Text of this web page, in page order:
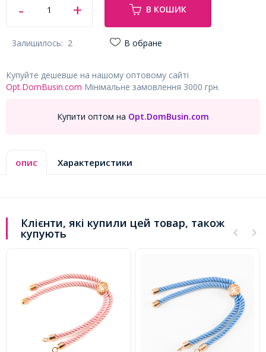
В КОШИК
Залишилось: 2 В обране
Купуйте дешевше на нашому оптовому сайті
Opt.DomBusin.com Мінімальне замовлення 3000 грн.
Купити оптом на Opt.DomBusin.com
опис Характеристики
Клієнти, які купили цей товар, також
купують